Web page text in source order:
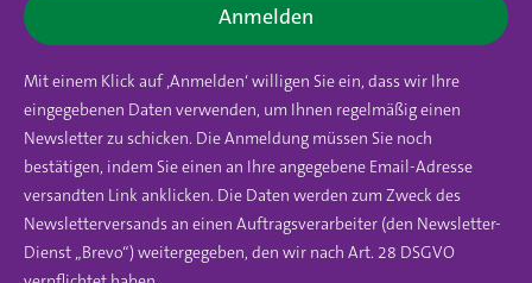
Anmelden
Mit einem Klick auf ‚Anmelden‘ willigen Sie ein, dass wir Ihre
eingegebenen Daten verwenden, um Ihnen regelmäßig einen
Newsletter zu schicken. Die Anmeldung müssen Sie noch
bestätigen, indem Sie einen an Ihre angegebene Email-Adresse
versandten Link anklicken. Die Daten werden zum Zweck des
Newsletterversands an einen Auftragsverarbeiter (den Newsletter-
Dienst „Brevo“) weitergegeben, den wir nach Art. 28 DSGVO